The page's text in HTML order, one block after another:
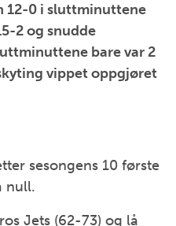
12-0 i sluttminuttene
2 og snudde
bare var 2
vippet oppgjøret
sesongens 10 første
null.
Jets (62-73) og lå